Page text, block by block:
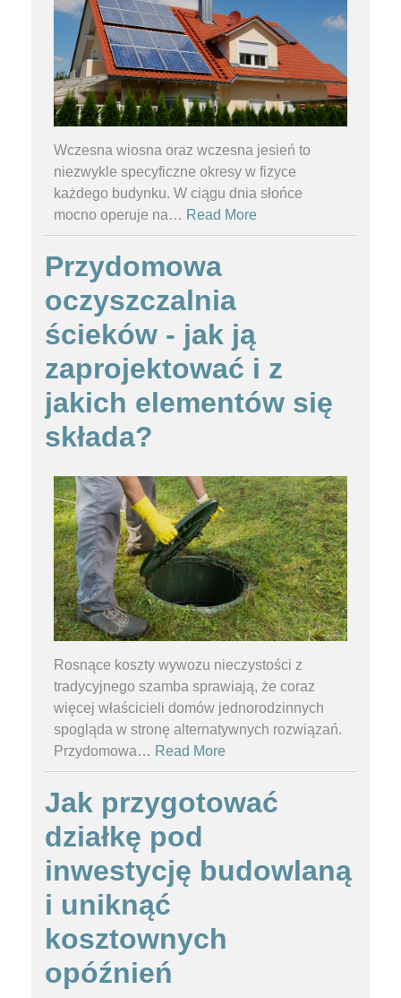
Wczesna wiosna oraz wczesna jesień to
niezwykle specyficzne okresy w fizyce
każdego budynku. W ciągu dnia słońce
mocno operuje na… Read More
Przydomowa
oczyszczalnia
ścieków - jak ją
zaprojektować i z
jakich elementów się
składa?
Rosnące koszty wywozu nieczystości z
tradycyjnego szamba sprawiają, że coraz
więcej właścicieli domów jednorodzinnych
spogląda w stronę alternatywnych rozwiązań.
Przydomowa… Read More
Jak przygotować
działkę pod
inwestycję budowlaną
i uniknąć
kosztownych
opóźnień